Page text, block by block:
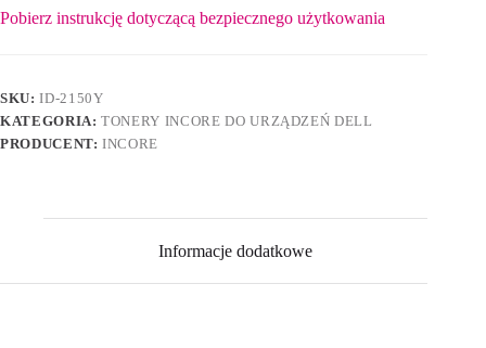
Pobierz instrukcję dotyczącą bezpiecznego użytkowania
SKU:ID-2150Y
KATEGORIA:TONERY INCORE DO URZĄDZEŃ DELL
PRODUCENT:INCORE
Informacje dodatkowe